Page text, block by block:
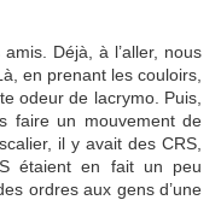
Déjà, à l’aller, nous
en prenant les couloirs,
odeur de lacrymo. Puis,
faire un mouvement de
il y avait des CRS,
étaient en fait un peu
ordres aux gens d’une